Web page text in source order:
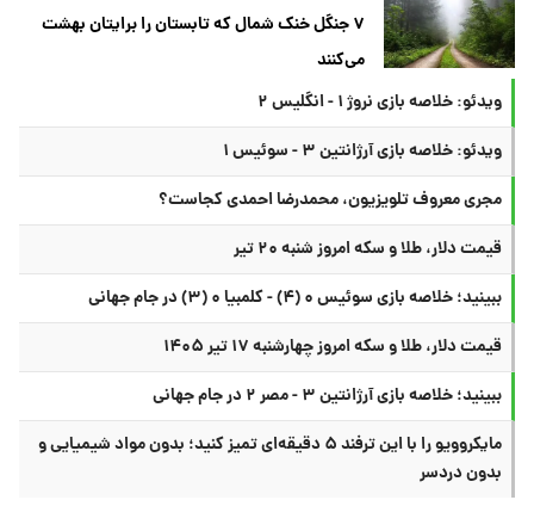
۷ جنگل خنک شمال که تابستان را برایتان بهشت
می‌کنند
ویدئو: خلاصه بازی نروژ ۱ - انگلیس ۲
ویدئو: خلاصه بازی آرژانتین ۳ - سوئیس ۱
مجری معروف تلویزیون، محمدرضا احمدی کجاست؟
قیمت دلار، طلا و سکه امروز شنبه ۲۰ تیر
ببینید؛ خلاصه بازی سوئیس ۰ (۴) - کلمبیا ۰ (۳) در جام جهانی
قیمت دلار، طلا و سکه امروز چهارشنبه ۱۷ تیر ۱۴۰۵
ببینید؛ خلاصه بازی آرژانتین ۳ - مصر ۲ در جام جهانی
مایکروویو را با این ترفند ۵ دقیقه‌ای تمیز کنید؛ بدون مواد شیمیایی و
بدون دردسر